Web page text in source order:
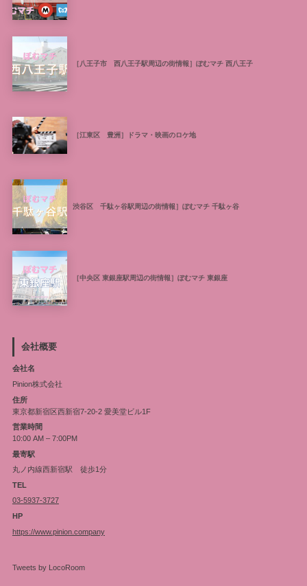
［八王子市 西八王子駅周辺の街情報］ぽむマチ 西八王子
［江東区 豊洲］ドラマ・映画のロケ地
渋谷区 千駄ヶ谷駅周辺の街情報］ぽむマチ 千駄ヶ谷
［中央区 東銀座駅周辺の街情報］ぽむマチ 東銀座
会社概要
会社名
Pinion株式会社
住所
東京都新宿区西新宿7-20-2 愛美堂ビル1F
営業時間
10:00 AM – 7:00PM
最寄駅
丸ノ内線西新宿駅 徒歩1分
TEL
03-5937-3727
HP
https://www.pinion.company
Tweets by LocoRoom